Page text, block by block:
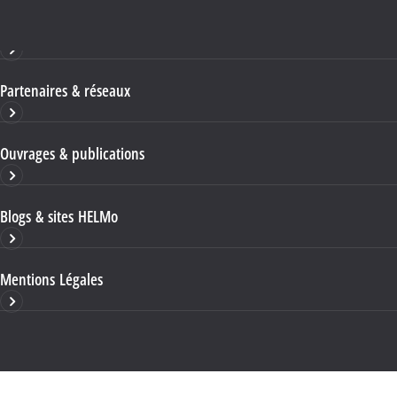
Partenaires & réseaux
Ouvrages & publications
Blogs & sites HELMo
Mentions Légales